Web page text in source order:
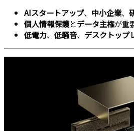
AIスタートアップ、 中小企業、
個人情報保護とデータ主権が重
低電力、低騒音、 デスクトップ